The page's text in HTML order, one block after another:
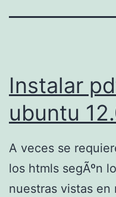
Instalar
ubuntu
A veces se
los htmls segÃºn
nuestras vistas en